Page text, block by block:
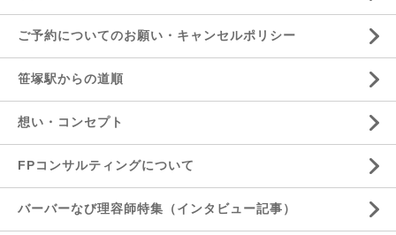
ご予約についてのお願い・キャンセルポリシー
笹塚駅からの道順
想い・コンセプト
FPコンサルティングについて
バーバーなび理容師特集（インタビュー記事）